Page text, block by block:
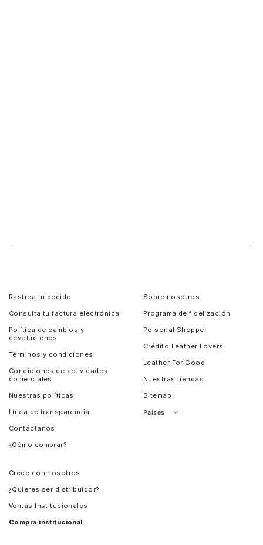
Rastrea tu pedido
Consulta tu factura electrónica
Política de cambios y
devoluciones
Términos y condiciones
Condiciones de actividades
comerciales
Nuestras políticas
Línea de transparencia
Contáctanos
¿Cómo comprar?
Sobre nosotros
Programa de fidelización
Personal Shopper
Crédito Leather Lovers
Leather For Good
Nuestras tiendas
Sitemap
Países
Crece con nosotros
¿Quieres ser distribuidor?
Ventas Institucionales
Compra institucional